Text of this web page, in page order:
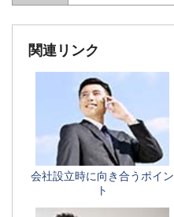
関連リンク
会社設立時に向き合うポイン
ト